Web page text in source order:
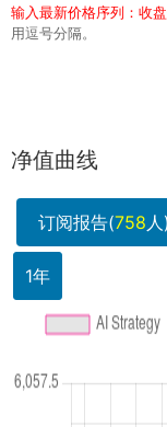
输入最新价格序列：收
用逗号分隔。
净值曲线
订阅报告(758人)
1年